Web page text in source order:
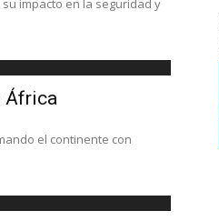
impacto en la seguridad y
África
el continente con